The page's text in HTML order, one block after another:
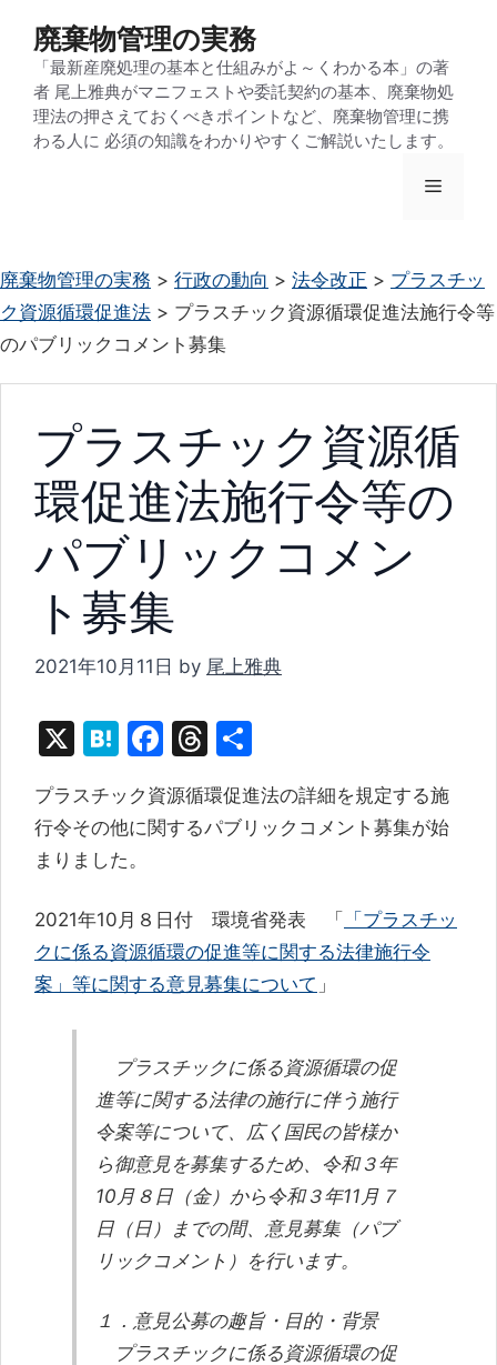
ッ
プ
廃棄物管理の実務
「最新産廃処理の基本と仕組みがよ～くわかる本」の著
者 尾上雅典がマニフェストや委託契約の基本、廃棄物処
理法の押さえておくべきポイントなど、廃棄物管理に携
わる人に 必須の知識をわかりやすくご解説いたします。
メ
ュ
ー
廃棄物管理の実務 > 行政の動向 > 法令改正 > プラスチッ
ク資源循環促進法 > プラスチック資源循環促進法施行令等
のパブリックコメント募集
プラスチック資源循
環促進法施行令等の
パブリックコメン
ト募集
2021年10月11日 by 尾上雅典
X
H
e
n
a
F
c
e
o
o
k
T
e
a
s
プラスチック資源循環促進法の詳細を規定する施
行令その他に関するパブリックコメント募集が始
まりました。
2021年10月８日付 環境省発表 「
「プラスチッ
クに係る資源循環の促進等に関する法律施行令
案」等に関する意見募集について 」
プラスチックに係る資源循環の促
進等に関する法律の施行に伴う施行
令案等について、広く国民の皆様か
ら御意見を募集するため、令和３年
10月８日（金）から令和３年11月７
日（日）までの間、意見募集（パブ
リックコメント）を行います。
１．意見公募の趣旨・目的・背景
プラスチックに係る資源循環の促